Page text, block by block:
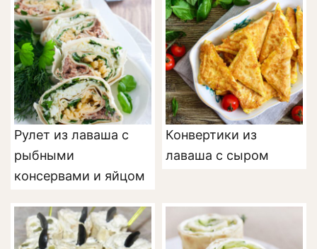
Рулет из лаваша с
рыбными
консервами и яйцом
Конвертики из
лаваша с сыром